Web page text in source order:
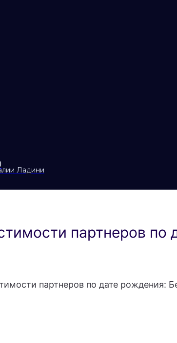
Ладини
партнеров по
партнеров по дате рождения: